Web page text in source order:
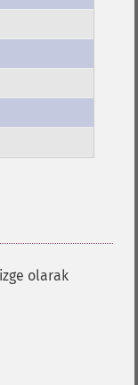
olarak